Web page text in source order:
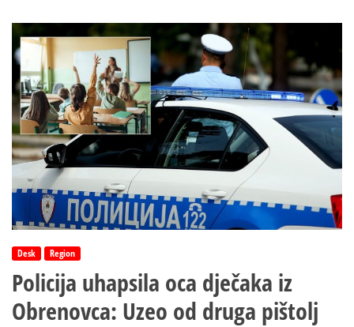
Desk Region
Policija uhapsila oca dječaka iz
Obrenovca: Uzeo od druga pištolj